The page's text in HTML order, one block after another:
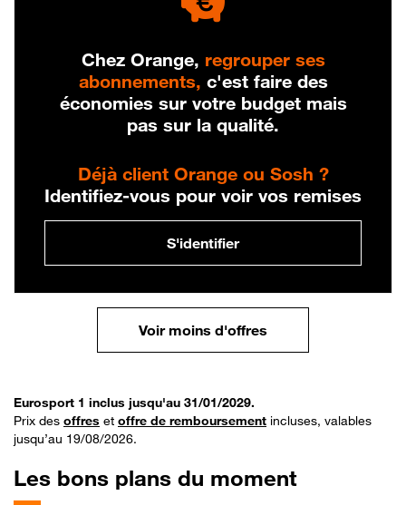
Chez Orange, regrouper ses
abonnements, c'est faire des
économies sur votre budget mais
pas sur la qualité.
Déjà client Orange ou Sosh ?
Identifiez-vous pour voir vos remises
S'identifier
Voir moins d'offres
Eurosport 1 inclus jusqu'au 31/01/2029.
Prix des offres et offre de remboursement incluses, valables
jusqu’au 19/08/2026.
Les bons plans du moment